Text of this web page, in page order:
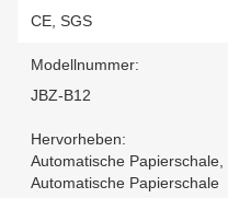
CE, SGS
Modellnummer:
JBZ-B12
Hervorheben:
Automatische Papierschale
Automatische Papierschale